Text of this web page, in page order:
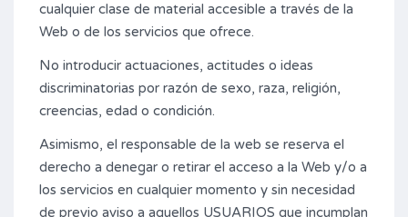
cualquier clase de material accesible a través de la
Web o de los servicios que ofrece.
No introducir actuaciones, actitudes o ideas
discriminatorias por razón de sexo, raza, religión,
creencias, edad o condición.
Asimismo, el responsable de la web se reserva el
derecho a denegar o retirar el acceso a la Web y/o a
los servicios en cualquier momento y sin necesidad
de previo aviso a aquellos USUARIOS que incumplan